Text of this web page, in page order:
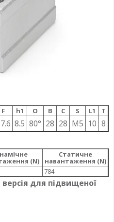
F h1 О B C S L1 T
8.5 80° 28 28 M5 10 8
(N)
Статичне
навантаження (N)
784
версія для підвищеної